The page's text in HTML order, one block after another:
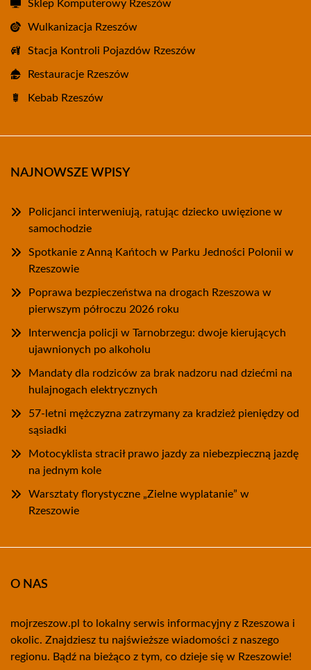
Sklep Komputerowy Rzeszów
Wulkanizacja Rzeszów
Stacja Kontroli Pojazdów Rzeszów
Restauracje Rzeszów
Kebab Rzeszów
NAJNOWSZE WPISY
Policjanci interweniują, ratując dziecko uwięzione w
samochodzie
Spotkanie z Anną Kańtoch w Parku Jedności Polonii w
Rzeszowie
Poprawa bezpieczeństwa na drogach Rzeszowa w
pierwszym półroczu 2026 roku
Interwencja policji w Tarnobrzegu: dwoje kierujących
ujawnionych po alkoholu
Mandaty dla rodziców za brak nadzoru nad dziećmi na
hulajnogach elektrycznych
57-letni mężczyzna zatrzymany za kradzież pieniędzy od
sąsiadki
Motocyklista stracił prawo jazdy za niebezpieczną jazdę
na jednym kole
Warsztaty florystyczne „Zielne wyplatanie” w
Rzeszowie
O NAS
mojrzeszow.pl to lokalny serwis informacyjny z Rzeszowa i
okolic. Znajdziesz tu najświeższe wiadomości z naszego
regionu. Bądź na bieżąco z tym, co dzieje się w Rzeszowie!